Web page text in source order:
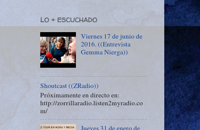
LO + ESCUCHADO
Viernes 17 de junio de
2016. ((Entrevista
Gemma Nierga))
Shoutcast ((ZRadio))
Próximamente en directo en:
http://zorrillaradio.listen2myradio.co
m/